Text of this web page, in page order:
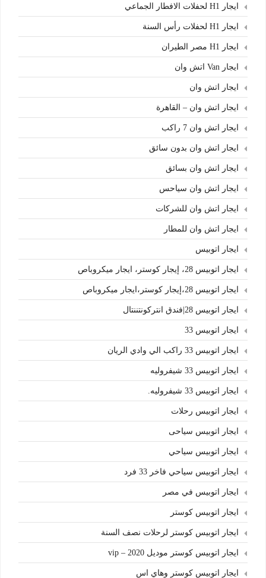
ايجار H1 لحفلات الافطار الجماعي
ايجار H1 لحفلات رأس السنة
ايجار H1 مصر الطيران
ايجار Van اتش وان
ايجار اتش وان
ايجار اتش وان – القاهرة
ايجار اتش وان 7 راكب
ايجار اتش وان بدون سائق
ايجار اتش وان بسائق
ايجار اتش وان سياحس
ايجار اتش وان للشركات
ايجار اتش وان للمطار
ايجار اتوبيس
ايجار اتوبيس 28، إيجار كوستر، ايجار ميكروباص
ايجار اتوبيس 28،إيجار كوستر،ايجار ميكروباص
ايجار اتوبيس 28|فندق انتركونتننتال
ايجار اتوبيس 33
ايجار اتوبيس 33 راكب الي وادي الريان
ايجار اتوبيس 33 شيفروليه
ايجار اتوبيس 33 شيفروليه.
ايجار اتوبيس رحلات
ايجار اتوبيس سياحى
ايجار اتوبيس سياحي
ايجار اتوبيس سياحي فاخر 33 فرد
ايجار اتوبيس في مصر
ايجار اتوبيس كوستر
ايجار اتوبيس كوستر لرحلات نصف السنة
ايجار اتوبيس كوستر موديل 2020 – vip
ايجار اتوبيس كوستر وهاي اس